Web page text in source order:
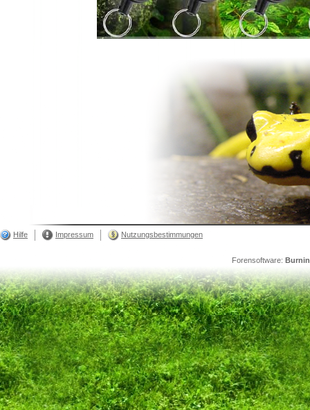
Hilfe Impressum Nutzungsbestimmungen
Forensoftware: